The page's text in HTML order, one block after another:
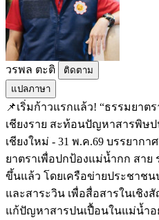
วรพล ตะติ
ติดตาม
แปลภาษา
📌เริ่มก้าวแรกแล้ว! “ธรรมยาต
เชียงราย สะท้อนปัญหาสารพิษ
เชียงใหม่ - 31 พ.ค.69 บรรยาก
ยาตราเพื่อปกป้องแม่น้ำกก สาย
ขึ้นแล้ว โดยเครือข่ายประชาช
และสาระวิน เพื่อสื่อสารในเชิ
แก้ปัญหาสารปนเปื้อนในแม่น้ำอ